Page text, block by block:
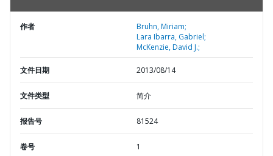
作者
Bruhn, Miriam;
Lara Ibarra, Gabriel;
McKenzie, David J.;
文件日期 2013/08/14
文件类型 简介
报告号 81524
卷号 1